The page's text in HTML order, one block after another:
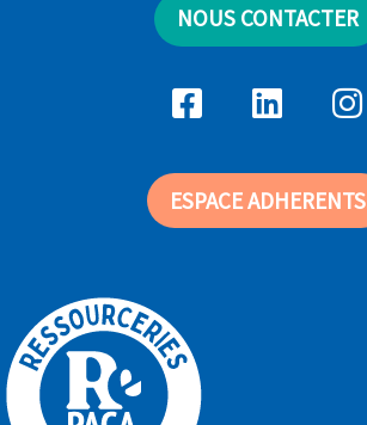
NOUS CONTACTER
ESPACE ADHERENTS